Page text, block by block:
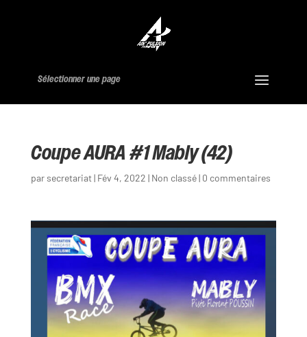
Sélectionner une page
Coupe AURA #1 Mably (42)
par secretariat| Fév 4, 2022 | Non classé| 0 commentaires